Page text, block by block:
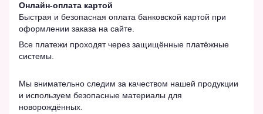
Онлайн-оплата картой
Быстрая и безопасная оплата банковской картой при
оформлении заказа на сайте.
Все платежи проходят через защищённые платёжные
системы.
Мы внимательно следим за качеством нашей продукции
и используем безопасные материалы для
новорождённых.